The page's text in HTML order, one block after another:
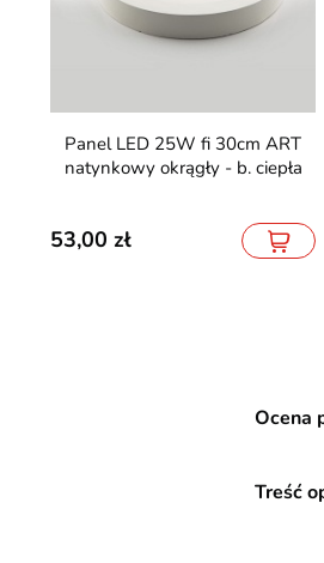
Panel LED 25W fi 30cm ART
natynkowy okrągły - b. ciepła
53,00
Ocena
Treść